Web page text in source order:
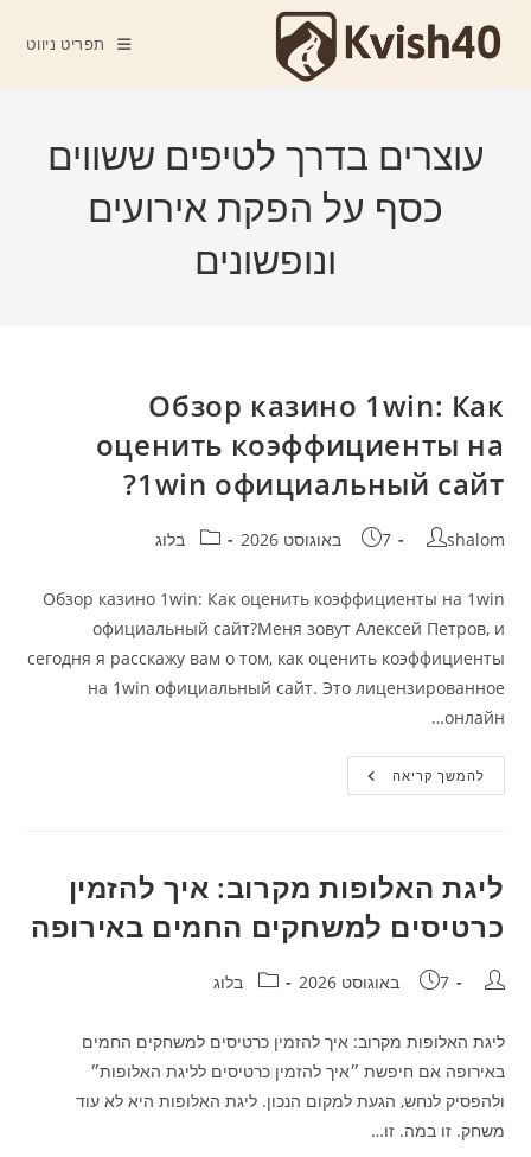
תפריט ניווט
עוצרים בדרך לטיפים ששווים
כסף על הפקת אירועים
ונופשונים
Обзор казино 1win: Как
оценить коэффициенты на
1win официальный сайт?
מחבר:
shalom פורסם:
7 באוגוסט 2026 קטגוריה:
בלוג
Обзор казино 1win: Как оценить коэффициенты на 1win
официальный сайт?Меня зовут Алексей Петров, и
сегодня я расскажу вам о том, как оценить коэффициенты
на 1win официальный сайт. Это лицензированное
онлайн…
להמשך קריאהОбзор
Казино
На
1win
Официальный
Сайт?
ליגת האלופות מקרוב: איך להזמין
כרטיסים למשחקים החמים באירופה
מחבר: פורסם:
7 באוגוסט 2026 קטגוריה:
בלוג
ליגת האלופות מקרוב: איך להזמין כרטיסים למשחקים החמים
באירופה אם חיפשת ״איך להזמין כרטיסים לליגת האלופות״
ולהפסיק לנחש, הגעת למקום הנכון. ליגת האלופות היא לא עוד
משחק. זו במה. זו…